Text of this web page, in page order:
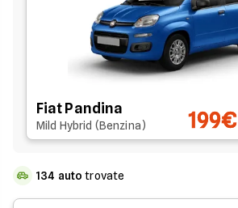
Fiat Pandina
Mild Hybrid (Benzina) 199€
134 auto trovate